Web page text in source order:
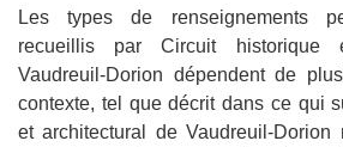
Les types de renseignements
recueillis par Circuit historique
Vaudreuil-Dorion dépendent de
contexte, tel que décrit dans ce qui
et architectural de Vaudreuil-